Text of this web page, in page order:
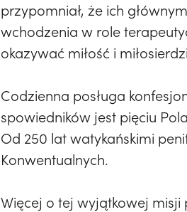
przypomniał, że ich
wchodzenia w role
okazywać miłość i
Codzienna posługa
spowiedników jest pięciu
Od 250 lat watykańskimi
Konwentualnych.
Więcej o tej wyjątkowej misji